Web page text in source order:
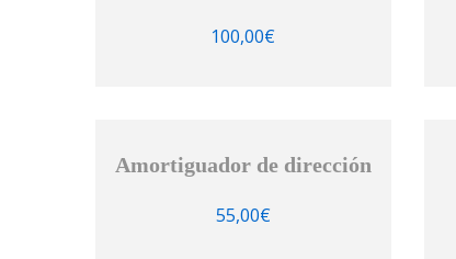
100,00€
Amortiguador de dirección
55,00€